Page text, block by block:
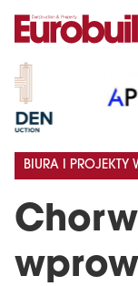
BIURA I PROJEKTY